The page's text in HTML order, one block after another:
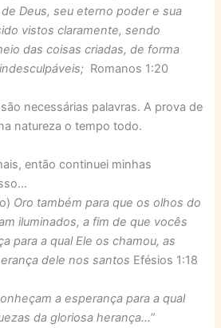
Deus, seu eterno poder e sua
vistos claramente, sendo
das coisas criadas, de forma
Romanos 1:20
necessárias palavras. A prova de
natureza o tempo todo.
então continuei minhas
Oro também para que os olhos do
iluminados, a fim de que vocês
para a qual Ele os chamou, as
dele nos santos Efésios 1:18
a esperança para a qual
da gloriosa herança…”